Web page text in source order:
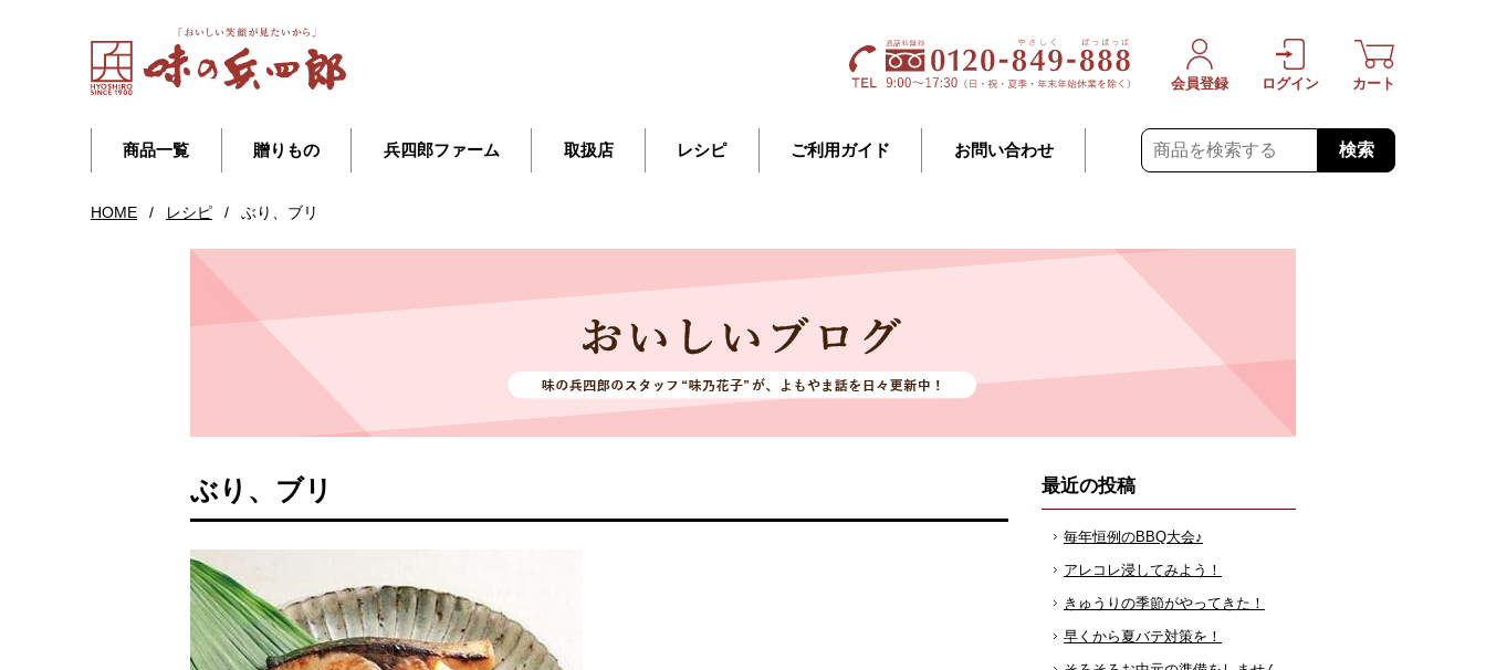
商品一覧 贈りもの 兵四郎ファーム 取扱店 レシピ ご利用ガイド お問い合わせ 検索
会員登録 ログイン カート
HOME / レシピ / ぶり、ブリ
ぶり、ブリ 最近の投稿
毎年恒例のBBQ大会♪
アレコレ浸してみよう！
きゅうりの季節がやってきた！
早くから夏バテ対策を！